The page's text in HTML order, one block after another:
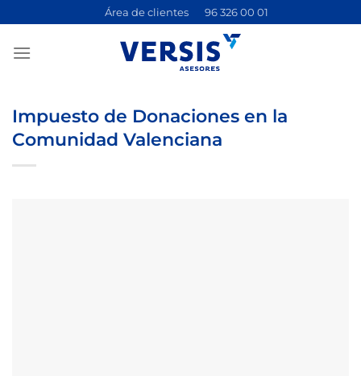
contenido
Área de clientes 96 326 00 01
Impuesto de Donaciones en la
Comunidad Valenciana